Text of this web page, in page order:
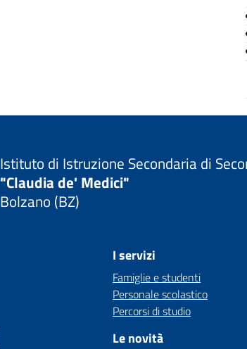
Istituto di Istruzione Secondaria di
"Claudia de' Medici"
Bolzano (BZ)
I servizi
Famiglie e studenti
Personale scolastico
Percorsi di studio
Le novità